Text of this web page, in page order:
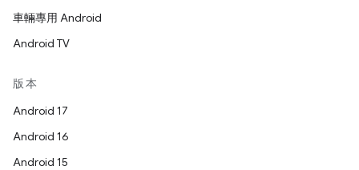
車輛專用 Android
Android TV
版本
Android 17
Android 16
Android 15